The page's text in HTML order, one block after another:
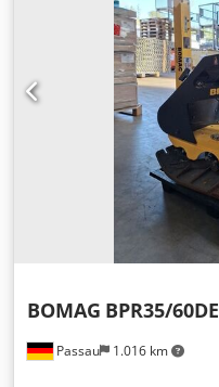
Passau 1.016 km
BOMAG BPR35/60DE